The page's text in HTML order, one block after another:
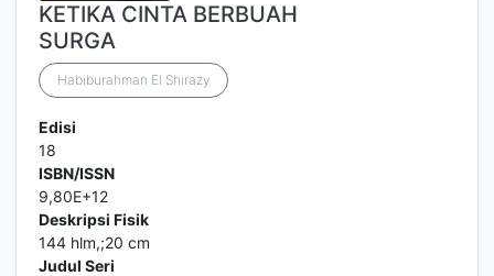
KETIKA CINTA BERBUAH
SURGA
Habiburahman El Shirazy
Edisi
18
ISBN/ISSN
9,80E+12
Deskripsi Fisik
144 hlm,;20 cm
Judul Seri